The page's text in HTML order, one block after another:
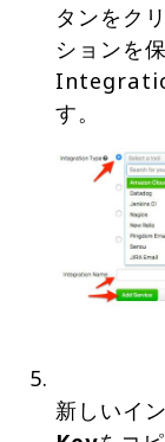
タンをク
ションを
新しいイ